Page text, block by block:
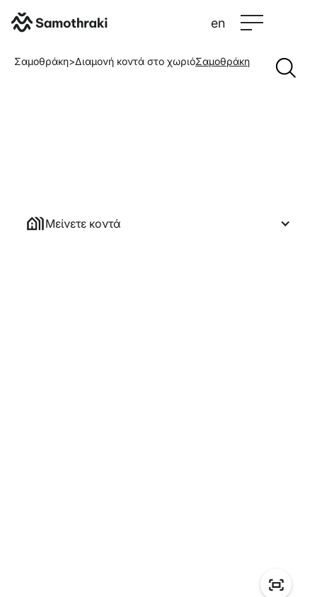
en
Σαμοθράκη>Διαμονή κοντά στο χωριόΣαμοθράκη
Μείνετε κοντά